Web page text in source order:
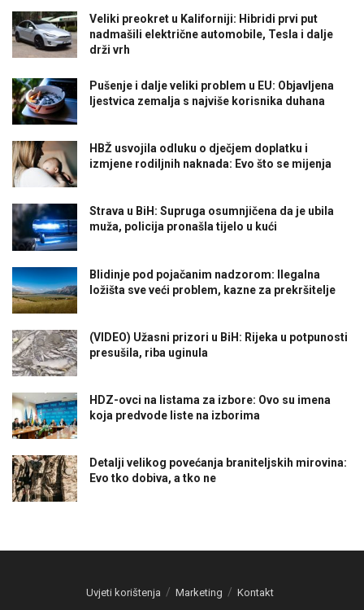
Veliki preokret u Kaliforniji: Hibridi prvi put
nadmašili električne automobile, Tesla i dalje
drži vrh
Pušenje i dalje veliki problem u EU: Objavljena
ljestvica zemalja s najviše korisnika duhana
HBŽ usvojila odluku o dječjem doplatku i
izmjene rodiljnih naknada: Evo što se mijenja
Strava u BiH: Supruga osumnjičena da je ubila
muža, policija pronašla tijelo u kući
Blidinje pod pojačanim nadzorom: Ilegalna
ložišta sve veći problem, kazne za prekršitelje
(VIDEO) Užasni prizori u BiH: Rijeka u potpunosti
presušila, riba uginula
HDZ-ovci na listama za izbore: Ovo su imena
koja predvode liste na izborima
Detalji velikog povećanja braniteljskih mirovina:
Evo tko dobiva, a tko ne
Uvjeti korištenja Marketing Kontakt